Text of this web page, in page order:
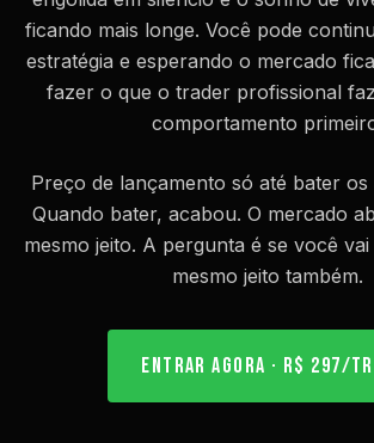
ficando mais longe. Você pode
estratégia e esperando o mercado
fazer o que o trader profissional
comportamento
Preço de lançamento só até bater
Quando bater, acabou. O mercado
mesmo jeito. A pergunta é se você
mesmo jeito também.
ENTRAR AGORA · R$ 297/